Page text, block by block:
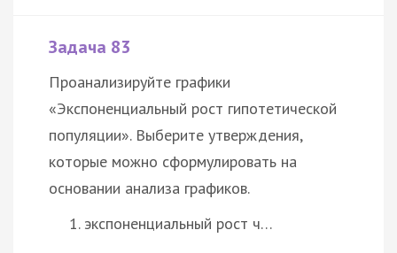
Задача 83
Проанализируйте графики
«Экспоненциальный рост гипотетической
популяции». Выберите утверждения,
которые можно сформулировать на
основании анализа графиков.
экспоненциальный рост ч…